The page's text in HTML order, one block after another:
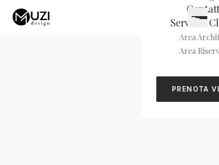
Servizio
Area
Area
PRENOTA